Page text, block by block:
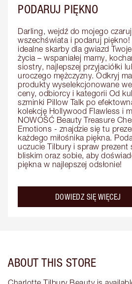
PODARUJ PIĘKNO
Darling, wejdź do mojego
wszechświata i podaruj piękno!
idealne skarby dla gwiazd
życia – wspaniałej mamy,
siostry, najlepszej przyjaciółki
uroczego mężczyzny. Odkryj
produkty wyselekcjonowane
ceny, odbiorcy i kategorii Od
szminki Pillow Talk po
kolekcję Hollywood Flawless i
NOWOŚĆ Beauty Treasure
Emotions - znajdzie się tu
każdego miłośnika piękna.
uczucie Tilbury i spraw prezent
bliskim oraz sobie, aby
piękna w najlepszej odsłonie!
DOWIEDZ SIĘ WIĘCEJ
ABOUT THIS STORE